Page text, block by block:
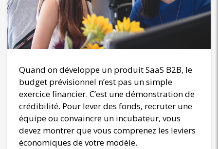
Quand on développe un produit SaaS B2B, le
budget prévisionnel n’est pas un simple
exercice financier. C’est une démonstration de
crédibilité. Pour lever des fonds, recruter une
équipe ou convaincre un incubateur, vous
devez montrer que vous comprenez les leviers
économiques de votre modèle.